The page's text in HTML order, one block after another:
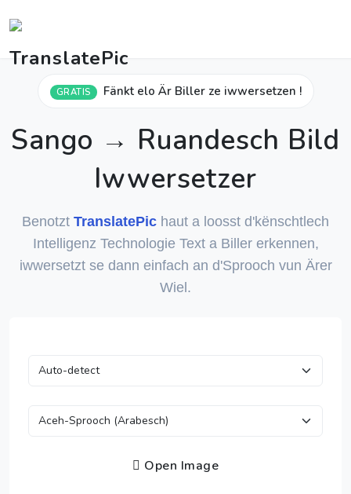
GRATIS Fänkt elo Är Biller ze iwwersetzen !
Sango → Ruandesch Bild
Iwwersetzer
Benotzt TranslatePic haut a loosst d'kënschtlech
Intelligenz Technologie Text a Biller erkennen,
iwwersetzt se dann einfach an d'Sprooch vun Ärer
Wiel.
Open Image